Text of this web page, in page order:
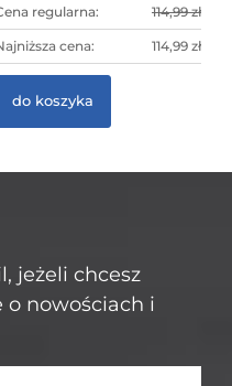
regularna: 114,99 zł
cena: 114,99 zł
do koszyka
jeżeli chcesz
nowościach i